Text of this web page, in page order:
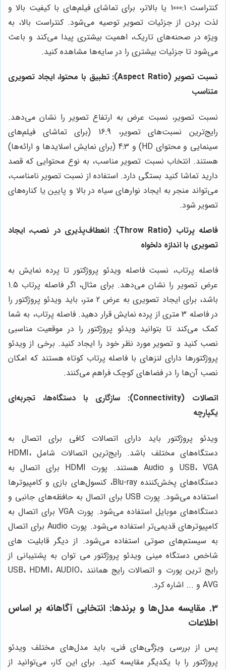
کنتراست 1000:1 یا بالاتر، برای تماشای فیلم‌های با کیفیت بالا و
لذت بردن از جزئیات تصویر توصیه می‌شود. کنتراست بالا، به
ویژه در صحنه‌های تاریک، اهمیت بیشتری پیدا می‌کند و باعث
می‌شود تا جزئیات بیشتری را در سایه‌ها مشاهده کنید.
نسبت تصویر (Aspect Ratio): تطبیق با محتوا، ایجاد تصویری
متناسب
نسبت تصویر، نسبت عرض به ارتفاع تصویر را نشان می‌دهد.
رایج‌ترین نسبت‌های تصویر، 16:9 (برای تماشای فیلم‌های
سینمایی و محتوای HD) و 4:3 (برای نمایش اسلایدها و ارائه‌ها)
هستند. انتخاب نسبت تصویر مناسب، به نوع محتوایی که قصد
دارید تماشا کنید بستگی دارد. استفاده از نسبت تصویر نامناسب،
می‌تواند منجر به ایجاد نوارهای سیاه در بالا و پایین یا کناره‌های
تصویر شود.
فاصله پرتاب (Throw Ratio): انعطاف‌پذیری در نصب، ایجاد
تصویری با اندازه دلخواه
فاصله پرتاب، نسبت فاصله ویدئو پروژکتور تا پرده نمایش به
عرض تصویر را نشان می‌دهد. برای مثال، اگر فاصله پرتاب 1.5
باشد، برای ایجاد تصویری به عرض 2 متر، باید ویدئو پروژکتور را
در فاصله 3 متری از پرده نمایش قرار دهید. فاصله پرتاب، به شما
کمک می‌کند تا بتوانید ویدئو پروژکتور را در موقعیت مناسبی
نصب کنید و تصویر مورد نظر خود را ایجاد کنید. برخی از ویدئو
پروژکتورها دارای لنزهای با فاصله پرتاب کوتاه هستند که امکان
نصب آن‌ها را در فضاهای کوچک فراهم می‌کنند.
اتصالات (Connectivity): سازگاری با دستگاه‌ها، تجربه‌ای
یکپارچه
ویدئو پروژکتور باید دارای اتصالات کافی برای اتصال به
دستگاه‌های مختلف باشد. رایج‌ترین اتصالات شامل HDMI،
USB، VGA و Audio هستند. پورت HDMI برای اتصال به
دستگاه‌های پخش‌کننده Blu-ray، کنسول‌های بازی و کامپیوترها
استفاده می‌شود. پورت USB برای اتصال به حافظه‌های جانبی و
دستگاه‌های موبایل استفاده می‌شود. پورت VGA برای اتصال به
کامپیوترهای قدیمی‌تر استفاده می‌شود. پورت Audio برای اتصال
به سیستم‌های صوتی استفاده می‌شود. از دیگر قابلیت های
شاخص دستگاه مینی ویدئو پروژکتور می توان به پشتیبانی از
رایج ترین پورت و اتصالات رایج همانند USB، HDMI، AUDIO،
AVG و ... اشاره کرد.
3. مقایسه مدل‌ها و برندها: انتخابی آگاهانه بر اساس
اطلاعات
پس از بررسی ویژگی‌های فنی، باید مدل‌های مختلف ویدئو
پروژکتور را با یکدیگر مقایسه کنید. برای این کار، می‌توانید از